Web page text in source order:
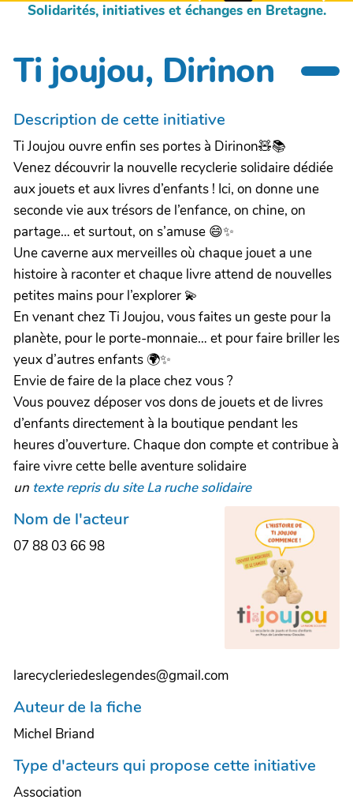
Solidarités, initiatives et échanges en Bretagne.
Ti joujou, Dirinon
Description de cette initiative
Ti Joujou ouvre enfin ses portes à Dirinon🧸📚
Venez découvrir la nouvelle recyclerie solidaire dédiée
aux jouets et aux livres d’enfants ! Ici, on donne une
seconde vie aux trésors de l’enfance, on chine, on
partage… et surtout, on s’amuse 😄✨
Une caverne aux merveilles où chaque jouet a une
histoire à raconter et chaque livre attend de nouvelles
petites mains pour l’explorer 💫
En venant chez Ti Joujou, vous faites un geste pour la
planète, pour le porte-monnaie… et pour faire briller les
yeux d’autres enfants 🌍✨
Envie de faire de la place chez vous ?
Vous pouvez déposer vos dons de jouets et de livres
d’enfants directement à la boutique pendant les
heures d’ouverture. Chaque don compte et contribue à
faire vivre cette belle aventure solidaire
un texte repris du site La ruche solidaire
Nom de l'acteur
07 88 03 66 98
larecycleriedeslegendes@gmail.com
Auteur de la fiche
Michel Briand
Type d'acteurs qui propose cette initiative
Association